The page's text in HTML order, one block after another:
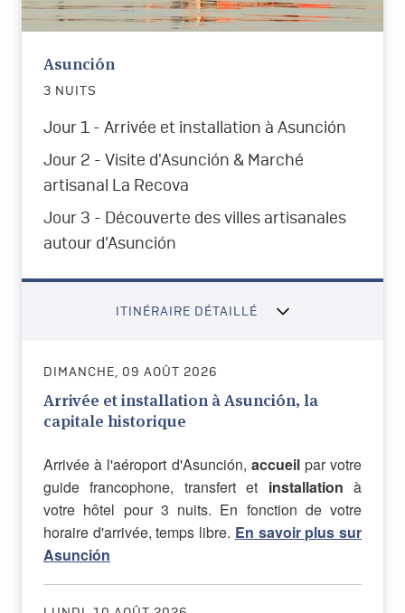
Asunción
3 NUITS
Jour 1 - Arrivée et installation à Asunción
Jour 2 - Visite d'Asunción & Marché
artisanal La Recova
Jour 3 - Découverte des villes artisanales
autour d’Asunción
ITINÉRAIRE DÉTAILLÉ
DIMANCHE, 09 AOÛT 2026
Arrivée et installation à Asunción, la
capitale historique
Arrivée à l'aéroport d'Asunción, accueil par votre
guide francophone, transfert et installationà
votre hôtel pour 3 nuits. En fonction de votre
horaire d'arrivée, temps libre. En savoir plus sur
Asunción